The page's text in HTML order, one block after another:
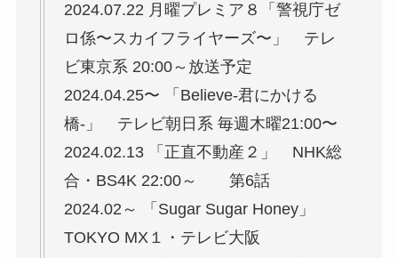
2024.07.22 月曜プレミア８「警視庁ゼ
ロ係〜スカイフライヤーズ〜」 テレ
ビ東京系 20:00～放送予定
2024.04.25〜 「Believe-君にかける
橋-」 テレビ朝日系 毎週木曜21:00〜
2024.02.13 「正直不動産２」 NHK総
合・BS4K 22:00～ 第6話
2024.02～ 「Sugar Sugar Honey」
TOKYO MX１・テレビ大阪